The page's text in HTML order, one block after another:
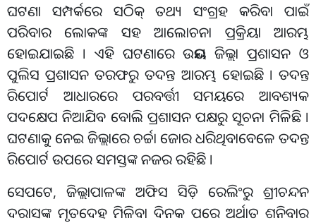
ଘଟଣା ସମ୍ପର୍କରେ ସଠିକ୍ ତଥ୍ୟ ସଂଗ୍ରହ କରିବା ପାଇଁ
ପରିବାର ଲୋକଙ୍କ ସହ ଆଲୋଚନା ପ୍ରକ୍ରିୟା ଆରମ୍ଭ
ହୋଇଯାଇଛି । ଏହି ଘଟଣାରେ ଉଭୟ ଜିଲ୍ଲା ପ୍ରଶାସନ ଓ
ପୁଲିସ ପ୍ରଶାସନ ତରଫରୁ ତଦନ୍ତ ଆରମ୍ଭ ହୋଇଛି । ତଦନ୍ତ
ରିପୋର୍ଟ ଆଧାରରେ ପରବର୍ତ୍ତୀ ସମୟରେ ଆବଶ୍ୟକ
ପଦକ୍ଷେପ ନିଆଯିବ ବୋଲି ପ୍ରଶାସନ ପକ୍ଷରୁ ସୂଚନା ମିଳିଛି ।
ଘଟଣାକୁ ନେଇ ଜିଲ୍ଲାରେ ଚର୍ଚ୍ଚା ଜୋର ଧରିଥିବାବେଳେ ତଦନ୍ତ
ରିପୋର୍ଟ ଉପରେ ସମସ୍ତଙ୍କ ନଜର ରହିଛି ।
ସେପଟେ, ଜିଲ୍ଲାପାଳଙ୍କ ଅଫିସ ସିଡ଼ି ରେଲିଂରୁ ଶ୍ରୀଚନ୍ଦନ
ଦରାସଙ୍କ ମୃତଦେହ ମିଳିବା ଦିନକ ପରେ ଅର୍ଥାତ ଶନିବାର